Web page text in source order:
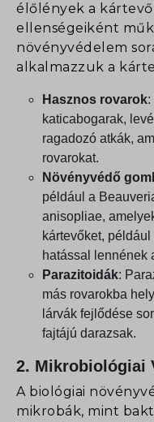
élőlények a
ellenségeiként
növényvédelem
alkalmazzuk a
Hasznos rovarok:
katicabogarak,
ragadozó atkák,
rovarokat.
Növényvédő
például a
anisopliae,
kártevőket,
hatással lennének
Parazitoidák:
más rovarokba
lárvák fejlődése
fajtájú darazsak.
2. Mikrobiológiai
A biológiai
mikrobák, mint